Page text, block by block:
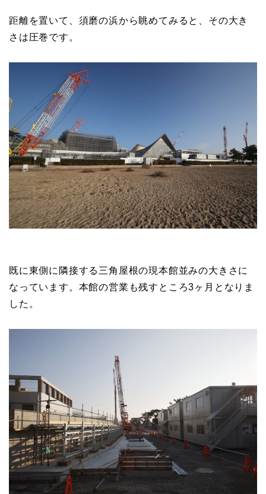
距離を置いて、須磨の浜から眺めてみると、その大き
さは圧巻です。
既に東側に隣接する三角屋根の現本館並みの大きさに
なっています。本館の営業も残すところ3ヶ月となりま
した。